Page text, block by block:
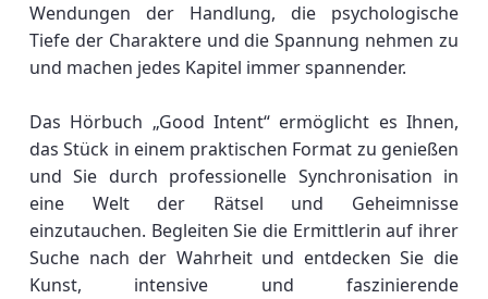
Wendungen der Handlung, die psychologische
Tiefe der Charaktere und die Spannung nehmen zu
und machen jedes Kapitel immer spannender.
Das Hörbuch „Good Intent“ ermöglicht es Ihnen,
das Stück in einem praktischen Format zu genießen
und Sie durch professionelle Synchronisation in
eine Welt der Rätsel und Geheimnisse
einzutauchen. Begleiten Sie die Ermittlerin auf ihrer
Suche nach der Wahrheit und entdecken Sie die
Kunst, intensive und faszinierende